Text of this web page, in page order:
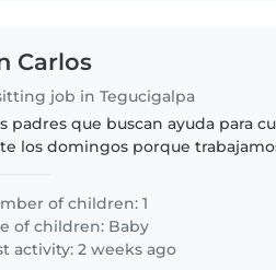
Carlos
job in Tegucigalpa
padres que buscan ayuda para
los domingos porque
of children: 1
of children: Baby
activity: 2 weeks ago